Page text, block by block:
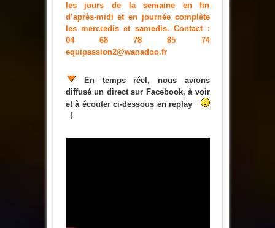
les jours de la semaine en fin
d’après-midi et en journée complète
les mercredis et samedis. Contact :
04 68 78 85 74
equipassion2@wanadoo.fr
En temps réel, nous avions
diffusé un direct sur Facebook, à voir
et à écouter ci-dessous en replay
!